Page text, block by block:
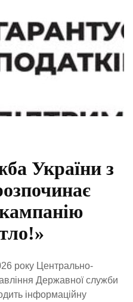
України з
року Центрально-
Державної служби
інформаційну